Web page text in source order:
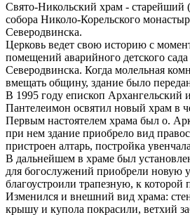
Свято-Никольский храм - старейший
собора Николо-Корельского
Северодвинска.
Церковь ведет свою историю с
помещений аварийного детского
Северодвинска. Когда молельная
вмещать общину, здание было
В 1995 году епископ Архангельский
Пантелеимон освятил новый храм в
Первым настоятелем храма был о.
при нем здание приобрело вид
пристроен алтарь, постройка
В дальнейшем в храме был
для богослужений приобрели новую
благоустроили трапезную, к которой
Изменился и внешний вид храма:
крышу и купола покрасили, ветхий